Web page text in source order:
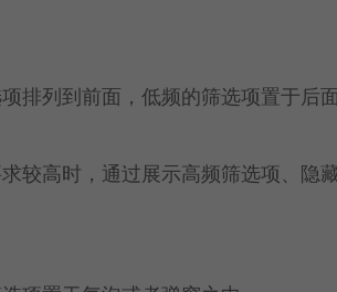
排列到前面，低频的筛选项置于后面
较高时，通过展示高频筛选项、隐